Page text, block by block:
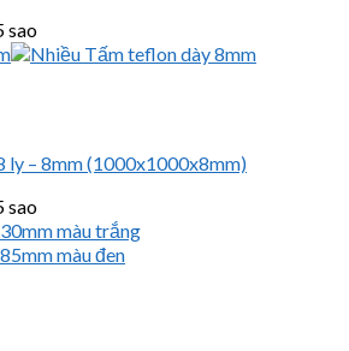
sao
ly – 8mm (1000x1000x8mm)
sao